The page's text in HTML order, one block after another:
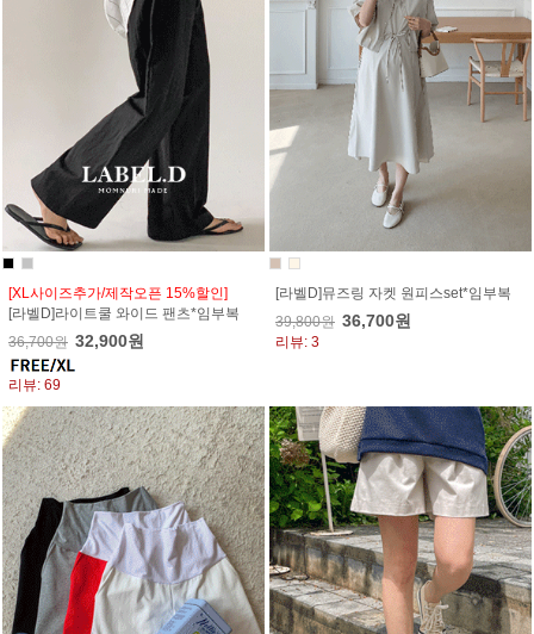
[XL사이즈추가/제작오픈 15%할인]
[라벨D]라이트쿨 와이드 팬츠*임부복
36,700원 32,900원
리뷰: 69
[라벨D]뮤즈링 자켓 원피스set*임부복
39,800원 36,700원
리뷰: 3